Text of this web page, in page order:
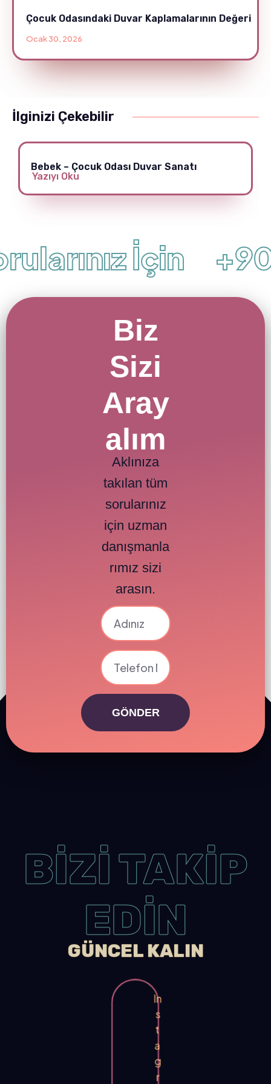
Çocuk Odasındaki Duvar Kaplamalarının Değeri
Ocak 30, 2026
İlginizi Çekebilir
Bebek – Çocuk Odası Duvar Sanatı
Yazıyı Oku
İçin
Biz
Sizi
Aray
alım
Aklınıza
takılan tüm
sorularınız
için uzman
danışmanla
rımız sizi
arasın.
GÖNDER
BİZİ TAKİP
EDİN
GÜNCEL KALIN
In
s
a
g